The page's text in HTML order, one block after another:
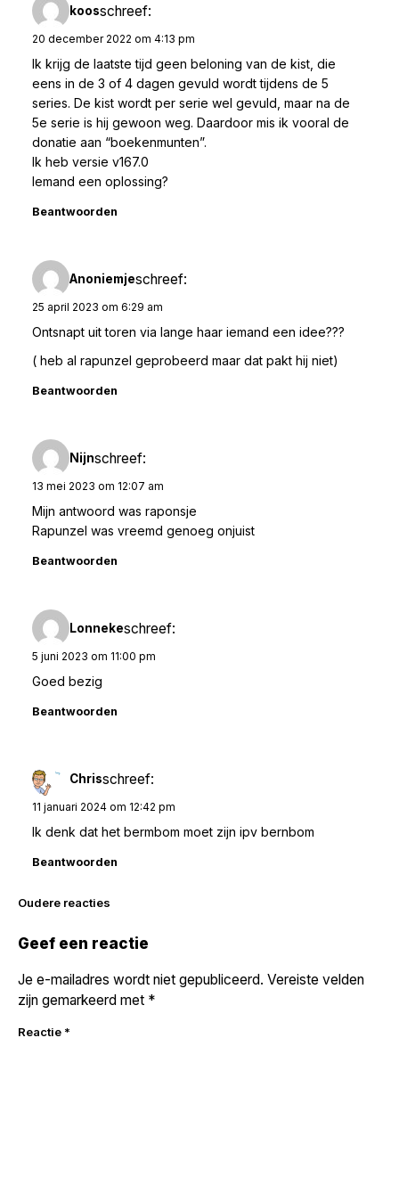
koosschreef:
20 december 2022 om 4:13 pm
Ik krijg de laatste tijd geen beloning van de kist, die
eens in de 3 of 4 dagen gevuld wordt tijdens de 5
series. De kist wordt per serie wel gevuld, maar na de
5e serie is hij gewoon weg. Daardoor mis ik vooral de
donatie aan “boekenmunten”.
Ik heb versie v167.0
Iemand een oplossing?
Beantwoorden
Anoniemjeschreef:
25 april 2023 om 6:29 am
Ontsnapt uit toren via lange haar iemand een idee???
( heb al rapunzel geprobeerd maar dat pakt hij niet)
Beantwoorden
Nijnschreef:
13 mei 2023 om 12:07 am
Mijn antwoord was raponsje
Rapunzel was vreemd genoeg onjuist
Beantwoorden
Lonnekeschreef:
5 juni 2023 om 11:00 pm
Goed bezig
Beantwoorden
Chrisschreef:
11 januari 2024 om 12:42 pm
Ik denk dat het bermbom moet zijn ipv bernbom
Beantwoorden
Reacties
navigatie
Oudere reacties
Geef een reactie
Je e-mailadres wordt niet gepubliceerd. Vereiste velden
zijn gemarkeerd met *
Reactie *